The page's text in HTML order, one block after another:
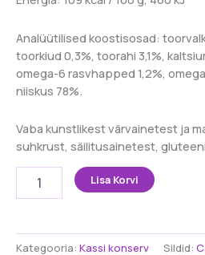
Analüütilised koostisosad:
toorkiud 0,3%, toorahi 3,1%,
omega-6 rasvhapped 1,2%,
niiskus 78%.
Vaba kunstlikest värvainetest ja
suhkrust, säilitusainetest,
Love
pasteet
Lisa Korvi
Kategooria: Kassi konserv Sildid: